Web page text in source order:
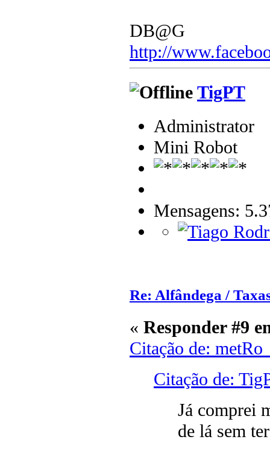
DB@G
http://
TigPT
Administrator
Mini Robot
Mensagens:
Re: Alfândega /
« Responder #9
Citação de:
Citação de:
Já comprei
de lá sem